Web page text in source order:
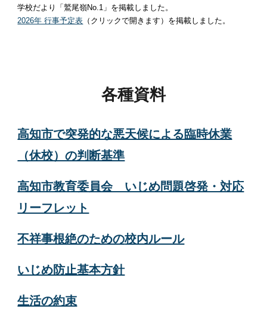
学校だより「鷲尾嶺No.1」を掲載しました。
2026年 行事予定表 （クリックで開きます） を掲載しました。
各種資料
高知市で突発的な悪天候による臨時休業
（休校）の判断基準
高知市教育委員会 いじめ問題啓発・対応
リーフレット
不祥事根絶のための校内ルール
いじめ防止基本方針
生活の約束